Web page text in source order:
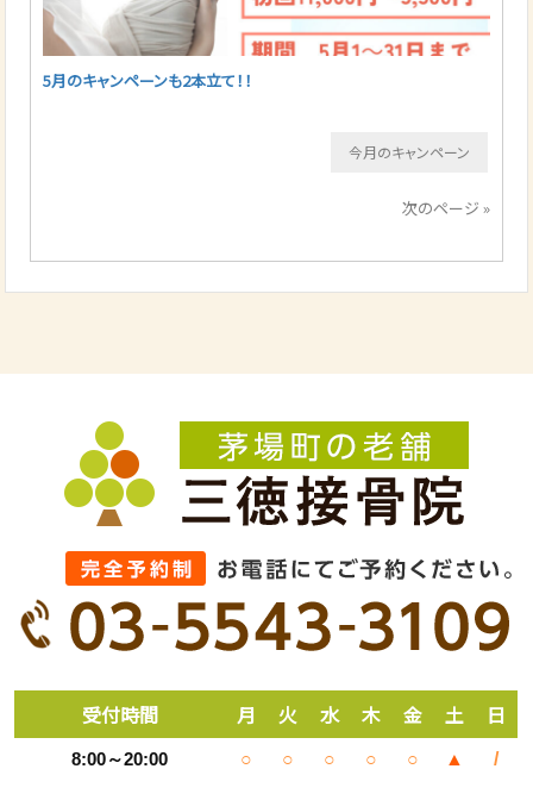
5月のキャンペーンも2本立て！！
今月のキャンペーン
次のページ »
受付時間 月 火 水 木 金 土 日
8:00～20:00 ○ ○ ○ ○ ○ ▲ /